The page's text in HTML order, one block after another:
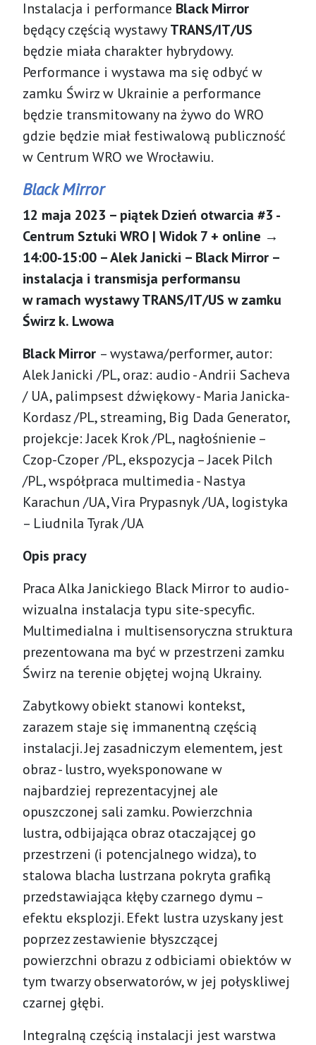
Instalacja i performance Black Mirror
będący częścią wystawyTRANS/IT/US
będzie miała charakter hybrydowy.
Performance i wystawa ma się odbyć w
zamku Świrz w Ukrainie a performance
będzie transmitowany na żywo do WRO
gdzie będzie miał festiwalową publiczność
w Centrum WRO we Wrocławiu.
Black Mirror
12 maja 2023 – piątek Dzień otwarcia #3 -
Centrum Sztuki WRO | Widok 7 + online →
14:00-15:00 – Alek Janicki – Black Mirror –
instalacja i transmisja performansu
w ramach wystawy TRANS/IT/US w zamku
Świrz k. Lwowa
Black Mirror – wystawa/performer, autor:
Alek Janicki /PL, oraz: audio - Andrii Sacheva
/ UA, palimpsest dźwiękowy - Maria Janicka-
Kordasz /PL, streaming, Big Dada Generator,
projekcje: Jacek Krok /PL, nagłośnienie –
Czop-Czoper /PL, ekspozycja – Jacek Pilch
/PL, współpraca multimedia - Nastya
Karachun /UA, Vira Prypasnyk /UA, logistyka
– Liudnila Tyrak /UA
Opis pracy
Praca Alka Janickiego Black Mirror to audio-
wizualna instalacja typu site-specyfic.
Multimedialna i multisensoryczna struktura
prezentowana ma być w przestrzeni zamku
Świrz na terenie objętej wojną Ukrainy.
Zabytkowy obiekt stanowi kontekst,
zarazem staje się immanentną częścią
instalacji. Jej zasadniczym elementem, jest
obraz - lustro, wyeksponowane w
najbardziej reprezentacyjnej ale
opuszczonej sali zamku. Powierzchnia
lustra, odbijająca obraz otaczającej go
przestrzeni (i potencjalnego widza), to
stalowa blacha lustrzana pokryta grafiką
przedstawiająca kłęby czarnego dymu –
efektu eksplozji. Efekt lustra uzyskany jest
poprzez zestawienie błyszczącej
powierzchni obrazu z odbiciami obiektów w
tym twarzy obserwatorów, w jej połyskliwej
czarnej głębi.
Integralną częścią instalacji jest warstwa